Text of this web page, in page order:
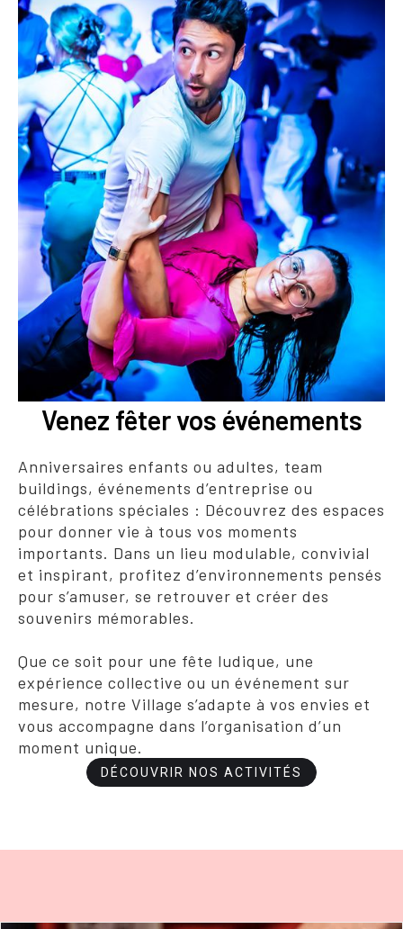
Venez fêter vos événements
Anniversaires enfants ou adultes, team
buildings, événements d’entreprise ou
célébrations spéciales : Découvrez des espaces
pour donner vie à tous vos moments
importants. Dans un lieu modulable, convivial
et inspirant, profitez d’environnements pensés
pour s’amuser, se retrouver et créer des
souvenirs mémorables.
Que ce soit pour une fête ludique, une
expérience collective ou un événement sur
mesure, notre Village s’adapte à vos envies et
vous accompagne dans l’organisation d’un
moment unique.
DÉCOUVRIR NOS ACTIVITÉS